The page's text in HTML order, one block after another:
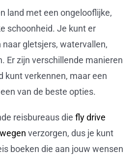
land met een ongelooflijke,
schoonheid. Je kunt er
gletsjers, watervallen,
Er zijn verschillende manieren
kunt verkennen, maar een
van de beste opties.
reisbureaus die fly drive
verzorgen, dus je kunt
boeken die aan jouw wensen